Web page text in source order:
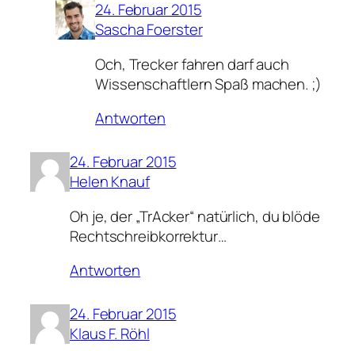
24. Februar 2015
Sascha Foerster
Och, Trecker fahren darf auch
Wissenschaftlern Spaß machen. ;)
Antworten
24. Februar 2015
Helen Knauf
Oh je, der „TrAcker“ natürlich, du blöde
Rechtschreibkorrektur…
Antworten
24. Februar 2015
Klaus F. Röhl